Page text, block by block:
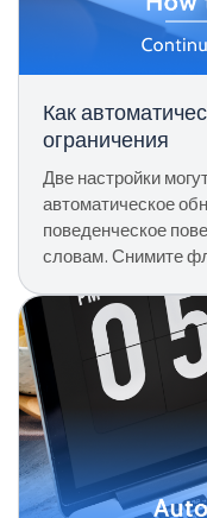
Как
ограничения
Две настройки
автоматическое
поведенческое
словам. Снимите
неограниченного